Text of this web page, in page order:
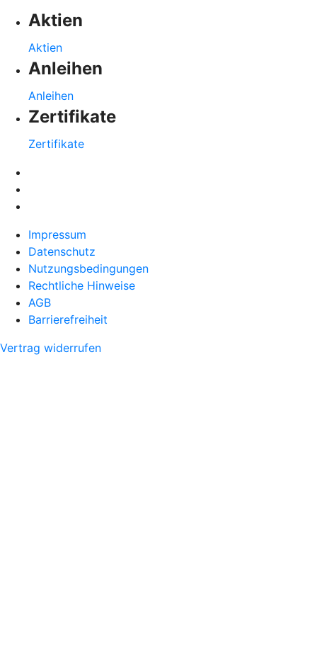
Aktien
Aktien
Anleihen
Anleihen
Zertifikate
Zertifikate
Impressum
Datenschutz
Nutzungsbedingungen
Rechtliche Hinweise
AGB
Barrierefreiheit
Vertrag widerrufen